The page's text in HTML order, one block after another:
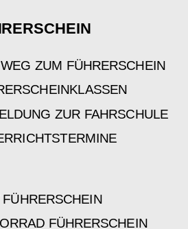
ZUM FÜHRERSCHEIN
ZUR FAHRSCHULE
FÜHRERSCHEIN
FÜHRERSCHEIN